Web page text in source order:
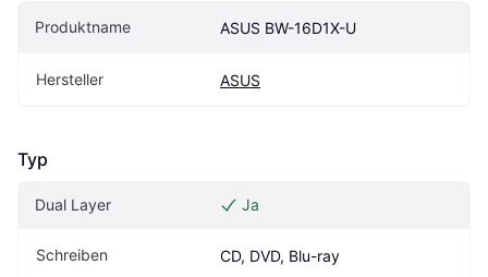
Produktname ASUS BW-16D1X-U
Hersteller ASUS
Typ
Dual Layer Ja
Schreiben CD, DVD, Blu-ray